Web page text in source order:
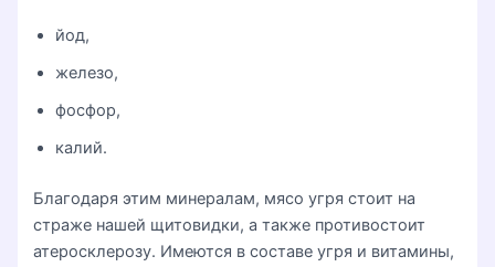
йод,
железо,
фосфор,
калий.
Благодаря этим минералам, мясо угря стоит на
страже нашей щитовидки, а также противостоит
атеросклерозу. Имеются в составе угря и витамины,